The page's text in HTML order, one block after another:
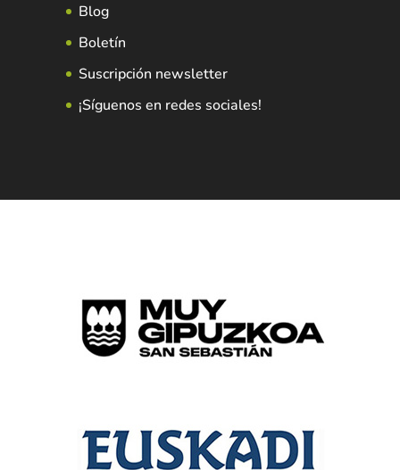
Blog
Boletín
Suscripción newsletter
¡Síguenos en redes sociales!